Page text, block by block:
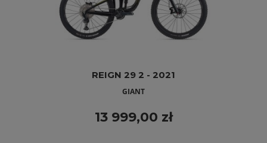
REIGN 29 2 - 2021
GIANT
13 999,00 zł